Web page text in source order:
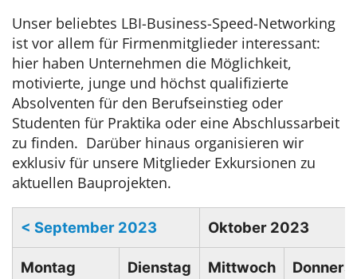
Unser beliebtes LBI-Business-Speed-Networking
ist vor allem für Firmenmitglieder interessant:
hier haben Unternehmen die Möglichkeit,
motivierte, junge und höchst qualifizierte
Absolventen für den Berufseinstieg oder
Studenten für Praktika oder eine Abschlussarbeit
zu finden. Darüber hinaus organisieren wir
exklusiv für unsere Mitglieder Exkursionen zu
aktuellen Bauprojekten.
< September 2023 Oktober 2023
Montag Dienstag Mittwoch Do